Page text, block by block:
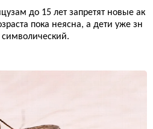
до 15 лет запретят новые ак
пока неясна, а дети уже зн
символический.